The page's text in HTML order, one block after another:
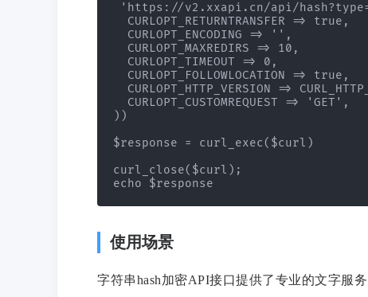
'https://v2.xxapi.cn/api/
  CURLOPT_RETURNTRANSFER => true,
  CURLOPT_ENCODING => '',
  CURLOPT_MAXREDIRS => 10,
  CURLOPT_TIMEOUT => 0,
  CURLOPT_FOLLOWLOCATION => true,
CURLOPT_HTTP_VERSION =>
  CURLOPT_CUSTOMREQUEST => 'GET',
))
$response = curl_exec($curl)
curl_close($curl);
echo $response
使用场景
字符串hash加密API接口提供了专业的文字服